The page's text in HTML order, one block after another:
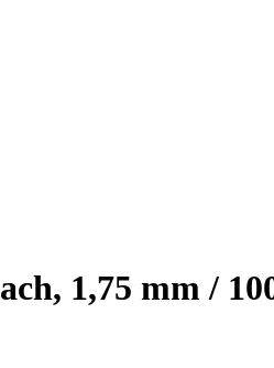
1,75 mm /